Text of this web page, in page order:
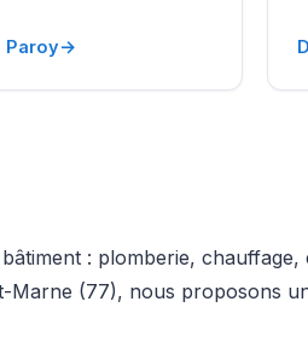
Paroy→
: plomberie,
Marne (77), nous proposons